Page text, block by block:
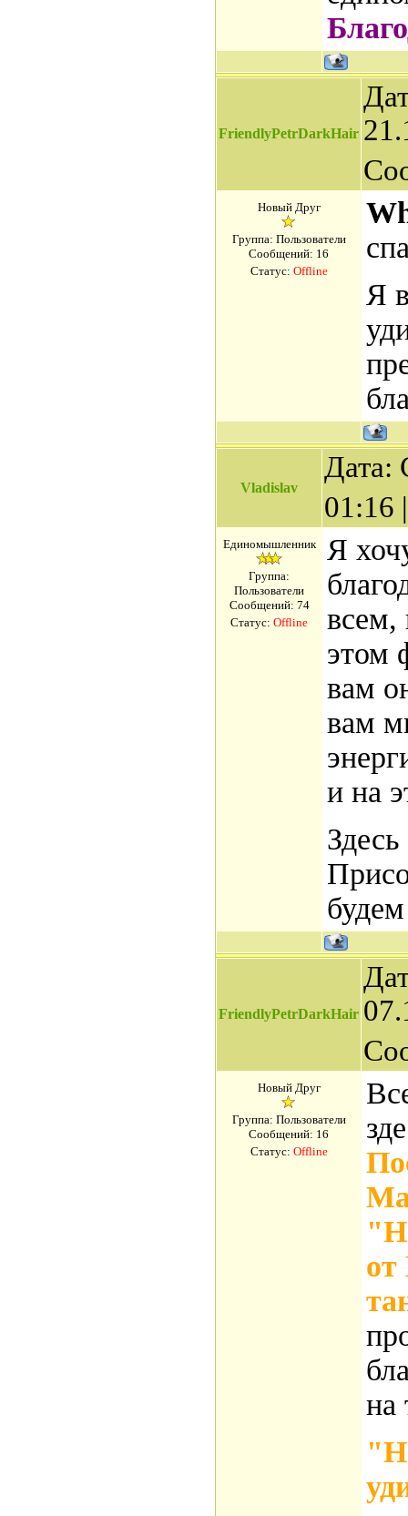
FriendlyPetrDarkHair
Новый Друг
Группа: Пользователи
Сообщений: 16
Статус: Offline
Я
Vladislav
Дата:
01:16
Единомышленник
Группа:
Пользователи
Сообщений: 74
Статус: Offline
Я
всем,
этом
вам
вам
и на
FriendlyPetrDarkHair
Новый Друг
Группа: Пользователи
Сообщений: 16
Статус: Offline
от
на